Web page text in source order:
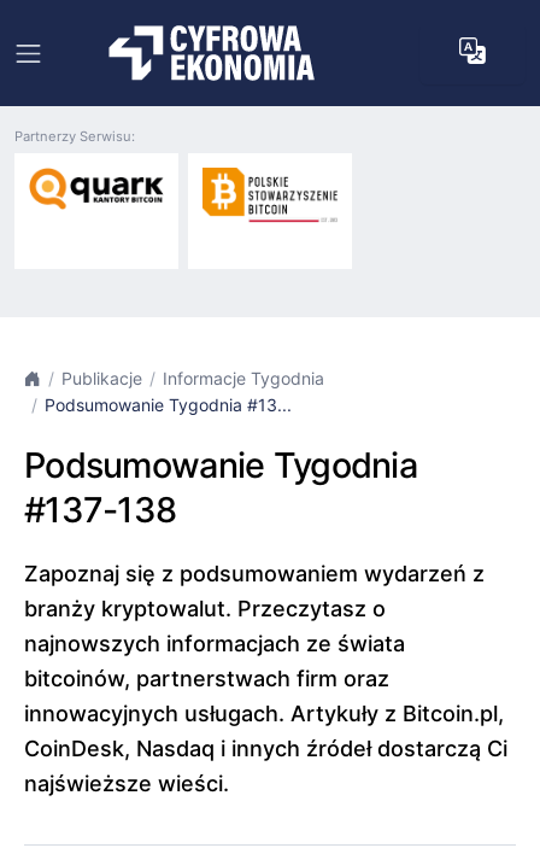
Partnerzy Serwisu:
Publikacje
Informacje Tygodnia
Podsumowanie Tygodnia #13...
Podsumowanie Tygodnia
#137-138
Zapoznaj się z podsumowaniem wydarzeń z
branży kryptowalut. Przeczytasz o
najnowszych informacjach ze świata
bitcoinów, partnerstwach firm oraz
innowacyjnych usługach. Artykuły z Bitcoin.pl,
CoinDesk, Nasdaq i innych źródeł dostarczą Ci
najświeższe wieści.